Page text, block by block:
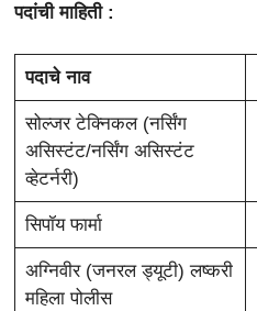
पदांची माहिती :
पदाचे नाव
सोल्जर टेक्निकल (नर्सिंग
असिस्टंट/नर्सिंग असिस्टंट
व्हेटर्नरी)
सिपॉय फार्मा
अग्निवीर (जनरल ड्यूटी) लष्करी
महिला पोलीस